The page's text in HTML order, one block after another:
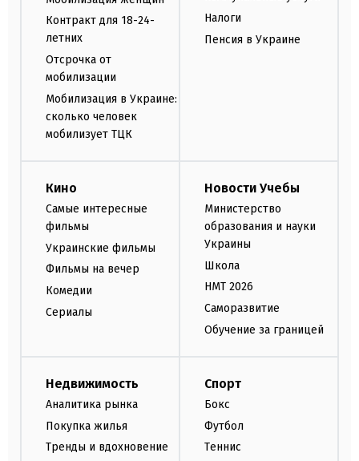
Контракт для 18-24-
летних
Отсрочка от
мобилизации
Мобилизация в Украине:
сколько человек
мобилизует ТЦК
Налоги
Пенсия в Украине
Кино
Самые интересные
фильмы
Украинские фильмы
Фильмы на вечер
Комедии
Сериалы
Новости Учебы
Министерство
образования и науки
Украины
Школа
НМТ 2026
Саморазвитие
Обучение за границей
Недвижимость
Аналитика рынка
Покупка жилья
Тренды и вдохновение
Спорт
Бокс
Футбол
Теннис